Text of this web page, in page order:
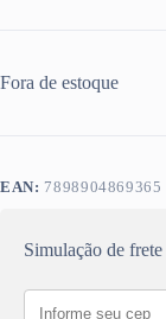
Fora de estoque
EAN: 7898904869365
Simulação de frete